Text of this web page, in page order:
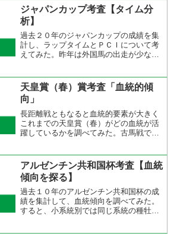
指数と同じ意味です。また、表に出てい
るＺＩ...
ジャパンカップ考査【タイム分
析】
過去２０年のジャパンカップの成績を集
計し、ラップタイムとＰＣＩについて考
えてみた。昨年は外国馬の出走が少なく
れになって、勝負所もやや前掛かりなの
で決めて勝負というよりは...
天皇賞（春）賞考査「血統的傾
向」
長距離戦ともなると血統的要素が大きく
これまでの天皇賞（春）がどの血統が活
躍しているかを調べてみた。古馬戦で、
０年で複数回連対している馬はというと
メジロマックイーン、ライ...
アルゼンチン共和国杯考査【血統
傾向を探る】
過去１０年のアルゼンチン共和国杯の成
績を集計して、血統傾向を調べてみた。
すると、小系統別では同じ系統の種牡馬